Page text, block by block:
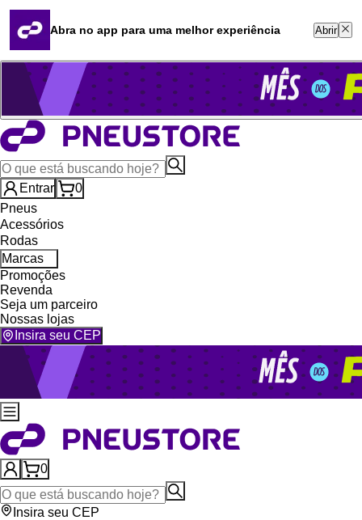
Quero revender
Blog
Whatsapp (16) 99764-8401
Televendas (47) 3046-2551
Entrar
0
Pneus
Acessórios
Rodas
Marcas
Promoções
Revenda
Seja um parceiro
Nossas lojas
Insira seu CEP
0
Insira seu CEP
Abra no app para uma melhor experiência Abrir